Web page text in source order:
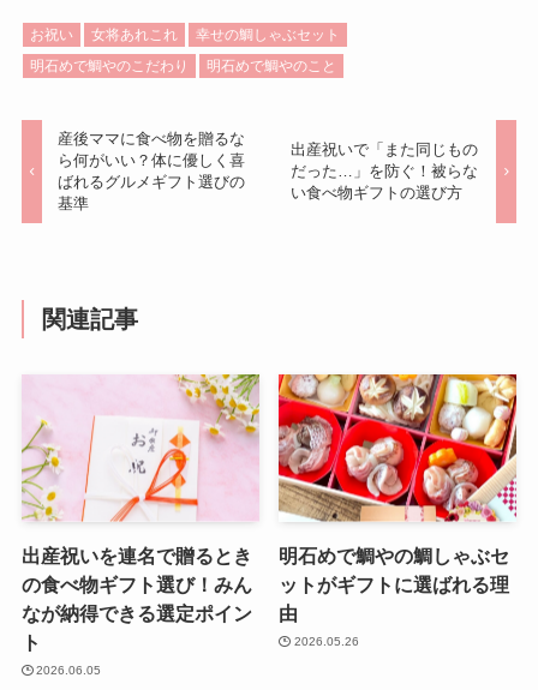
お祝い 女将あれこれ
幸せの鯛しゃぶセット
明石めで鯛やのこだわり
明石めで鯛やのこと
産後ママに食べ物を贈るな
ら何がいい？体に優しく喜
ばれるグルメギフト選びの
基準
出産祝いで「また同じもの
だった…」を防ぐ！被らな
い食べ物ギフトの選び方
関連記事
出産祝いを連名で贈るとき
の食べ物ギフト選び！みん
なが納得できる選定ポイン
ト
2026.06.05
明石めで鯛やの鯛しゃぶセ
ットがギフトに選ばれる理
由
2026.05.26